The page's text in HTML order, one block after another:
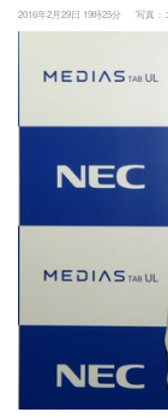
2016年2月29日 19時25分 写真：